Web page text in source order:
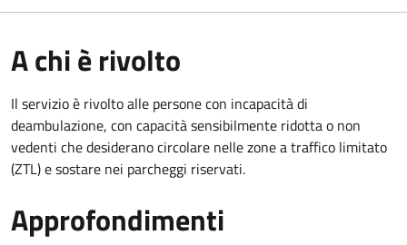
A chi è rivolto
Il servizio è rivolto alle persone con incapacità di
deambulazione, con capacità sensibilmente ridotta o non
vedenti che desiderano circolare nelle zone a traffico limitato
(ZTL) e sostare nei parcheggi riservati.
Approfondimenti